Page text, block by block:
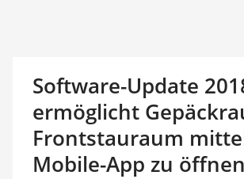
Software-Update
ermöglicht
Frontstauraum
Mobile-App zu öffnen